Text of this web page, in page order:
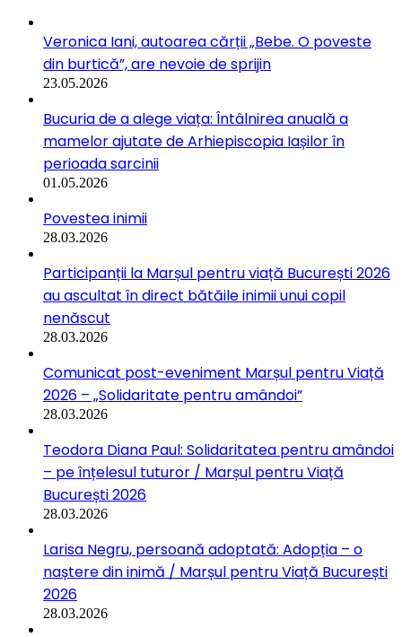
Veronica Iani, autoarea cărții „Bebe. O poveste
din burtică”, are nevoie de sprijin
23.05.2026
Bucuria de a alege viața: Întâlnirea anuală a
mamelor ajutate de Arhiepiscopia Iașilor în
perioada sarcinii
01.05.2026
Povestea inimii
28.03.2026
Participanții la Marșul pentru viață București 2026
au ascultat în direct bătăile inimii unui copil
nenăscut
28.03.2026
Comunicat post-eveniment Marșul pentru Viață
2026 – „Solidaritate pentru amândoi”
28.03.2026
Teodora Diana Paul: Solidaritatea pentru amândoi
– pe înțelesul tuturor / Marșul pentru Viață
București 2026
28.03.2026
Larisa Negru, persoană adoptată: Adopția – o
naștere din inimă / Marșul pentru Viață București
2026
28.03.2026